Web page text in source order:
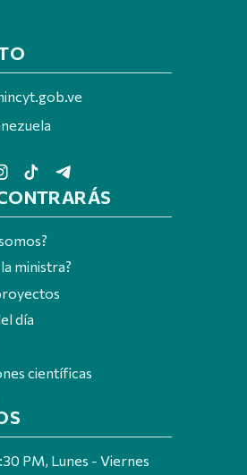
ministra?
día
científicas
PM, Lunes - Viernes